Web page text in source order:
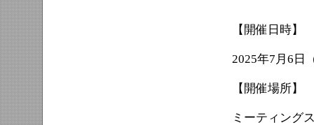
【開催日時】
2025年7月6日
【開催場所】
ミーティング